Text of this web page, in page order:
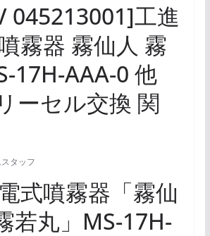
045213001]工進
霧器 霧仙人 霧
17H-AAA-0 他
ーセル交換 関
スタッフ
式噴霧器「霧仙
若丸」MS-17H-